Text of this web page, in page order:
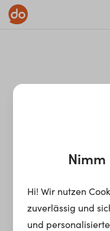
¡Ay,
Ups, die gewünschte
Möchtest du nach
Hi! Wir nutzen
zuverlässig und
und